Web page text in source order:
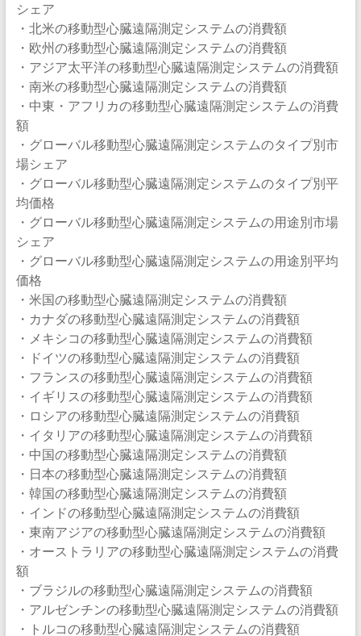
シェア
・北米の移動型心臓遠隔測定システムの消費額
・欧州の移動型心臓遠隔測定システムの消費額
・アジア太平洋の移動型心臓遠隔測定システムの消費額
・南米の移動型心臓遠隔測定システムの消費額
・中東・アフリカの移動型心臓遠隔測定システムの消費
額
・グローバル移動型心臓遠隔測定システムのタイプ別市
場シェア
・グローバル移動型心臓遠隔測定システムのタイプ別平
均価格
・グローバル移動型心臓遠隔測定システムの用途別市場
シェア
・グローバル移動型心臓遠隔測定システムの用途別平均
価格
・米国の移動型心臓遠隔測定システムの消費額
・カナダの移動型心臓遠隔測定システムの消費額
・メキシコの移動型心臓遠隔測定システムの消費額
・ドイツの移動型心臓遠隔測定システムの消費額
・フランスの移動型心臓遠隔測定システムの消費額
・イギリスの移動型心臓遠隔測定システムの消費額
・ロシアの移動型心臓遠隔測定システムの消費額
・イタリアの移動型心臓遠隔測定システムの消費額
・中国の移動型心臓遠隔測定システムの消費額
・日本の移動型心臓遠隔測定システムの消費額
・韓国の移動型心臓遠隔測定システムの消費額
・インドの移動型心臓遠隔測定システムの消費額
・東南アジアの移動型心臓遠隔測定システムの消費額
・オーストラリアの移動型心臓遠隔測定システムの消費
額
・ブラジルの移動型心臓遠隔測定システムの消費額
・アルゼンチンの移動型心臓遠隔測定システムの消費額
・トルコの移動型心臓遠隔測定システムの消費額